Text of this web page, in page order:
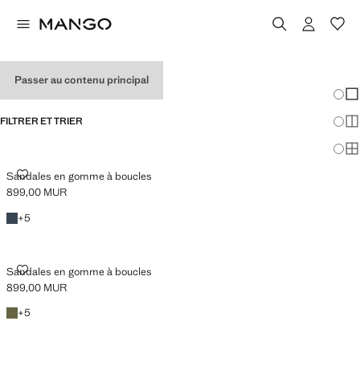
Passer au contenu principal
FILTRER ET TRIER
Sandales en gomme à boucles
SANDALES EN GOMME À BOUCLES
Prix actuel [899,00 MUR ]
899,00 MUR
Bleu marine
+5
+5 couleurs
Sandales en gomme à boucles
SANDALES EN GOMME À BOUCLES
Prix actuel [899,00 MUR ]
899,00 MUR
Kaki
+5
+5 couleurs